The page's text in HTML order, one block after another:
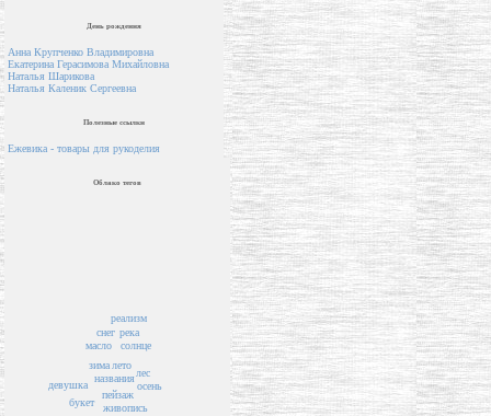
День рождения
Анна Крупченко Владимировна
Екатерина Герасимова Михайловна
Наталья Шарикова
Наталья Каленик Сергеевна
Полезные ссылки
Ежевика - товары для рукоделия
Облако тегов
пейзаж
названия
живопись
лето
солнце
лес
зима
осень
букет
масло
река
снег
реализм
девушка